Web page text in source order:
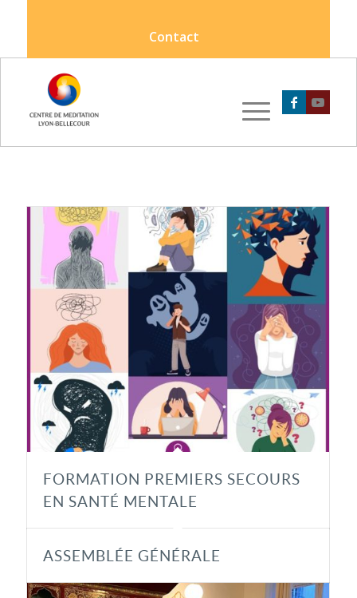
Contact
FORMATION PREMIERS SECOURS
EN SANTÉ MENTALE
ASSEMBLÉE GÉNÉRALE